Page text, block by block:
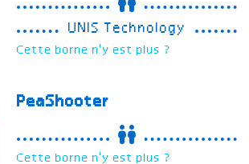
UNIS Technology
Cette borne n'y est plus ?
PeaShooter
Cette borne n'y est plus ?